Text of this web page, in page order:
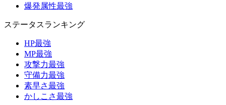
爆発属性最強
ステータスランキング
HP最強
MP最強
攻撃力最強
守備力最強
素早さ最強
かしこさ最強